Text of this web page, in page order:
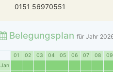
0151 56970551
Belegungsplan für Jahr
01 02 03 04 05 06 07 08 09
Jan